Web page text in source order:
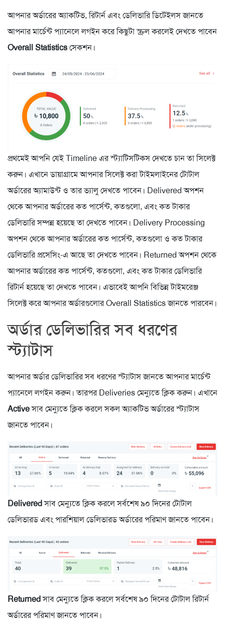
আপনার অর্ডারের অ্যাকটিভ, রিটার্ন এবং ডেলিভারি ডিটেইলস জানতে
আপনার মার্চেন্ট প্যানেলে লগইন করে কিছুটা স্ক্রল করলেই দেখতে পাবেন
Overall Statisticsসেকশন।
প্রথমেই আপনি যেই Timeline এর স্ট্যাটিসটিকস দেখতে চান তা সিলেক্ট
করুন। এখানে ডায়াগ্রামে আপনার সিলেক্ট করা টাইমলাইনের টোটাল
অর্ডারের অ্যামাউন্ট ও তার ভ্যালু দেখতে পাবেন। Delivered অপশন
থেকে আপনার অর্ডারের কত পার্সেন্ট, কতগুলো, এবং কত টাকার
ডেলিভারি সম্পন্ন হয়েছে তা দেখতে পাবেন। Delivery Processing
অপশন থেকে আপনার অর্ডারের কত পার্সেন্ট, কতগুলো ও কত টাকার
ডেলিভারি প্রসেসিং-এ আছে তা দেখতে পাবেন। Returned অপশন থেকে
আপনার অর্ডারের কত পার্সেন্ট, কতগুলো, এবং কত টাকার ডেলিভারি
রিটার্ন হয়েছে তা দেখতে পাবেন। এভাবেই আপনি বিভিন্ন টাইমরেঞ্জ
সিলেক্ট করে আপনার অর্ডারগুলোর Overall Statistics জানতে পারবেন।
অর্ডার ডেলিভারির সব ধরণের
স্ট্যাটাস
আপনার অর্ডার ডেলিভারির সব ধরণের স্ট্যাটাস জানতে আপনার মার্চেন্ট
প্যানেলে লগইন করুন। তারপর Deliveries মেন্যুতে ক্লিক করুন। এখানে
Activeসাব মেন্যুতে ক্লিক করলে সকল অ্যাকটিভ অর্ডারের স্ট্যাটাস
জানতে পাবেন।
Deliveredসাব মেন্যুতে ক্লিক করলে সর্বশেষ ৯০ দিনের টোটাল
ডেলিভারড এবং পারশিয়াল ডেলিভারড অর্ডারের পরিমাণ জানতে পাবেন।
Returnedসাব মেন্যুতে ক্লিক করলে সর্বশেষ ৯০ দিনের টোটাল রিটার্ন
অর্ডারের পরিমাণ জানতে পাবেন।